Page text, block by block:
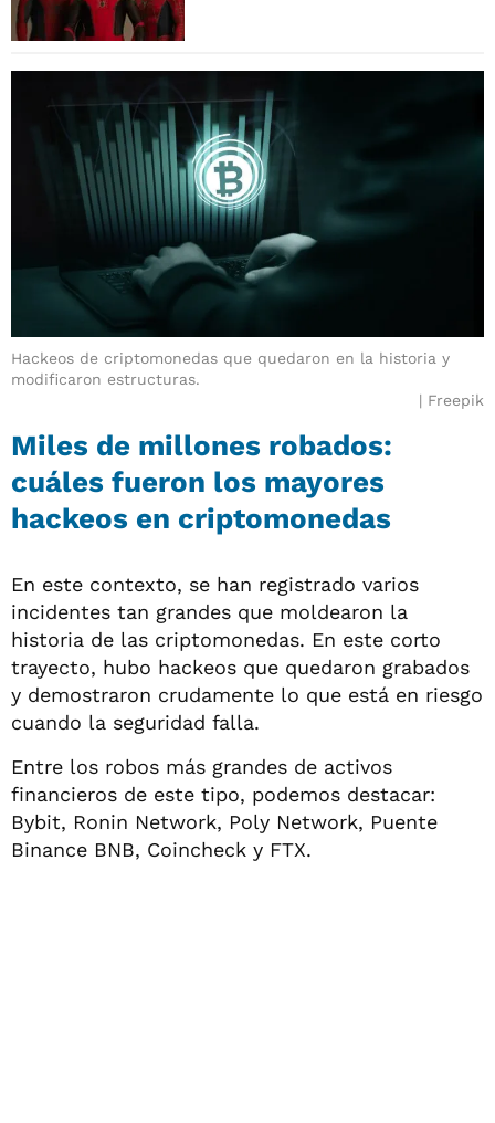
Hackeos de criptomonedas que quedaron en la historia y
modificaron estructuras.
Freepik
Miles de millones robados:
cuáles fueron los mayores
hackeos en criptomonedas
En este contexto, se han registrado varios
incidentes tan grandes que moldearon la
historia de las criptomonedas. En este corto
trayecto, hubo hackeos que quedaron grabados
y demostraron crudamente lo que está en riesgo
cuando la seguridad falla.
Entre los robos más grandes de activos
financieros de este tipo, podemos destacar:
Bybit, Ronin Network, Poly Network, Puente
Binance BNB, Coincheck y FTX.